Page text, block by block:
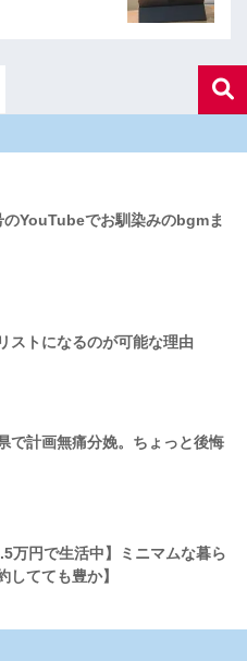
のYouTubeでお馴染みのbgmま
ストになるのが可能な理由
で計画無痛分娩。ちょっと後悔
万円で生活中】ミニマムな暮ら
してても豊か】